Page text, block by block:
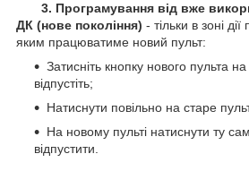
3. Програмування від вже
ДК (нове покоління) - тільки в зоні
яким працюватиме новий пульт:
Затисніть кнопку нового пульта
відпустіть;
Натиснути повільно на старе
На новому пульті натиснути ту
відпустити.